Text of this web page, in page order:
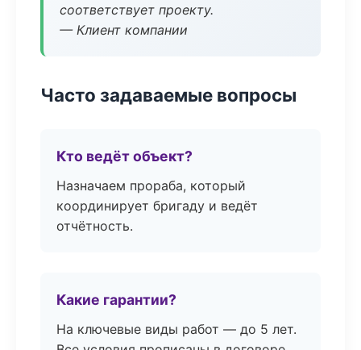
соответствует проекту.
— Клиент компании
Часто задаваемые вопросы
Кто ведёт объект?
Назначаем прораба, который
координирует бригаду и ведёт
отчётность.
Какие гарантии?
На ключевые виды работ — до 5 лет.